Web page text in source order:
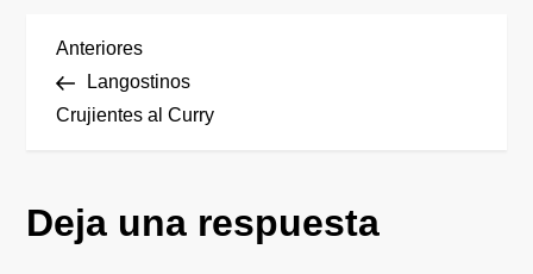
N
a
e
Entrada
anterior
Anteriores
Langostinos
Crujientes al Curry
Deja una respuesta